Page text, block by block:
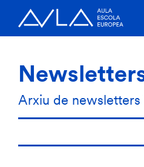
Arxiu de newsletters